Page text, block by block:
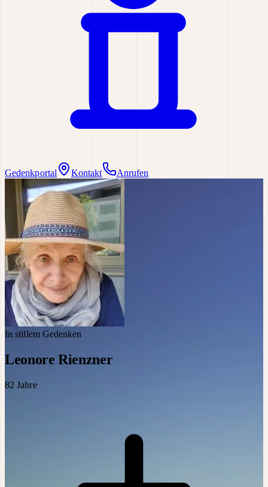
Gedenkportal Kontakt Anrufen
In stillem Gedenken
Leonore Rienzner
82 Jahre